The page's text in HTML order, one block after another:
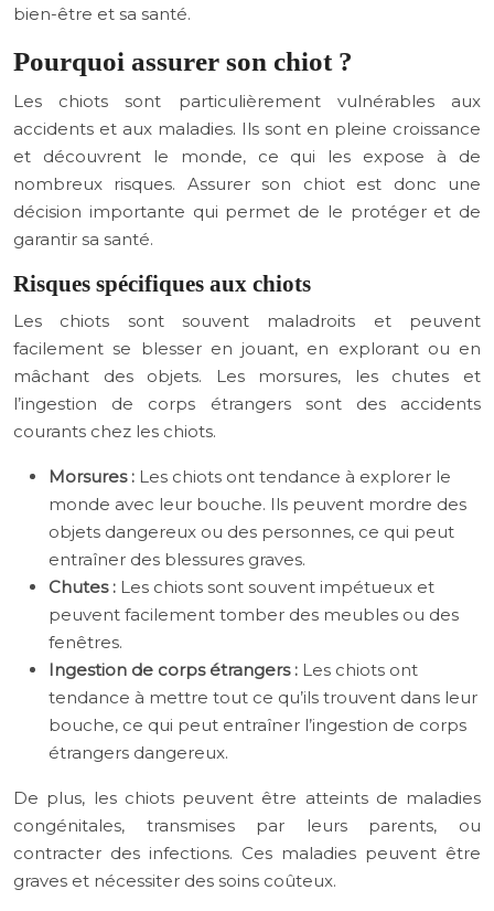
bien-être et sa santé.
Pourquoi assurer son chiot ?
Les chiots sont particulièrement vulnérables aux
accidents et aux maladies. Ils sont en pleine croissance
et découvrent le monde, ce qui les expose à de
nombreux risques. Assurer son chiot est donc une
décision importante qui permet de le protéger et de
garantir sa santé.
Risques spécifiques aux chiots
Les chiots sont souvent maladroits et peuvent
facilement se blesser en jouant, en explorant ou en
mâchant des objets. Les morsures, les chutes et
l’ingestion de corps étrangers sont des accidents
courants chez les chiots.
Morsures : Les chiots ont tendance à explorer le
monde avec leur bouche. Ils peuvent mordre des
objets dangereux ou des personnes, ce qui peut
entraîner des blessures graves.
Chutes : Les chiots sont souvent impétueux et
peuvent facilement tomber des meubles ou des
fenêtres.
Ingestion de corps étrangers : Les chiots ont
tendance à mettre tout ce qu’ils trouvent dans leur
bouche, ce qui peut entraîner l’ingestion de corps
étrangers dangereux.
De plus, les chiots peuvent être atteints de maladies
congénitales, transmises par leurs parents, ou
contracter des infections. Ces maladies peuvent être
graves et nécessiter des soins coûteux.